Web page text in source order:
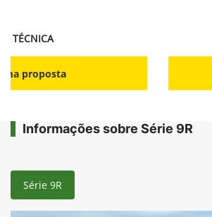
TÉCNICA
proposta
Informações sobre Série 9R
Série 9R